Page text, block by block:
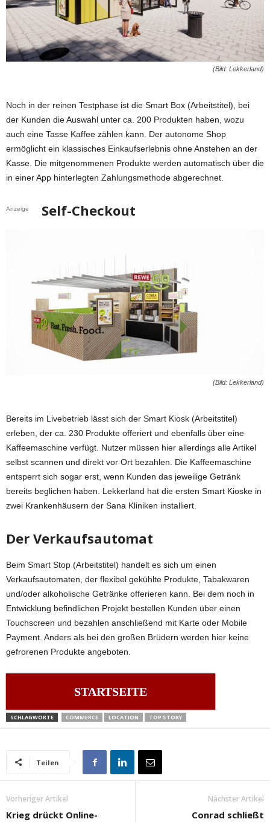
(Bild: Lekkerland)
Noch in der reinen Testphase ist die Smart Box (Arbeitstitel), bei
der Kunden die Auswahl unter ca. 200 Produkten haben, wozu
auch eine Tasse Kaffee zählen kann. Der autonome Shop
ermöglicht ein klassisches Einkaufserlebnis ohne Anstehen an der
Kasse. Die mitgenommenen Produkte werden automatisch über die
in einer App hinterlegten Zahlungsmethode abgerechnet.
Anzeige Self-Checkout
(Bild: Lekkerland)
Bereits im Livebetrieb lässt sich der Smart Kiosk (Arbeitstitel)
erleben, der ca. 230 Produkte offeriert und ebenfalls über eine
Kaffeemaschine verfügt. Nutzer müssen hier allerdings alle Artikel
selbst scannen und direkt vor Ort bezahlen. Die Kaffeemaschine
entsperrt sich sogar erst, wenn Kunden das jeweilige Getränk
bereits beglichen haben. Lekkerland hat die ersten Smart Kioske in
zwei Krankenhäusern der Sana Kliniken installiert.
Der Verkaufsautomat
Beim Smart Stop (Arbeitstitel) handelt es sich um einen
Verkaufsautomaten, der flexibel gekühlte Produkte, Tabakwaren
und/oder alkoholische Getränke offerieren kann. Bei dem noch in
Entwicklung befindlichen Projekt bestellen Kunden über einen
Touchscreen und bezahlen anschließend mit Karte oder Mobile
Payment. Anders als bei den großen Brüdern werden hier keine
gefrorenen Produkte angeboten.
STARTSEITE
SCHLAGWORTE COMMERCE LOCATION TOP STORY
Teilen
Vorheriger Artikel
Krieg drückt Online-
Nächster Artikel
Conrad schließt